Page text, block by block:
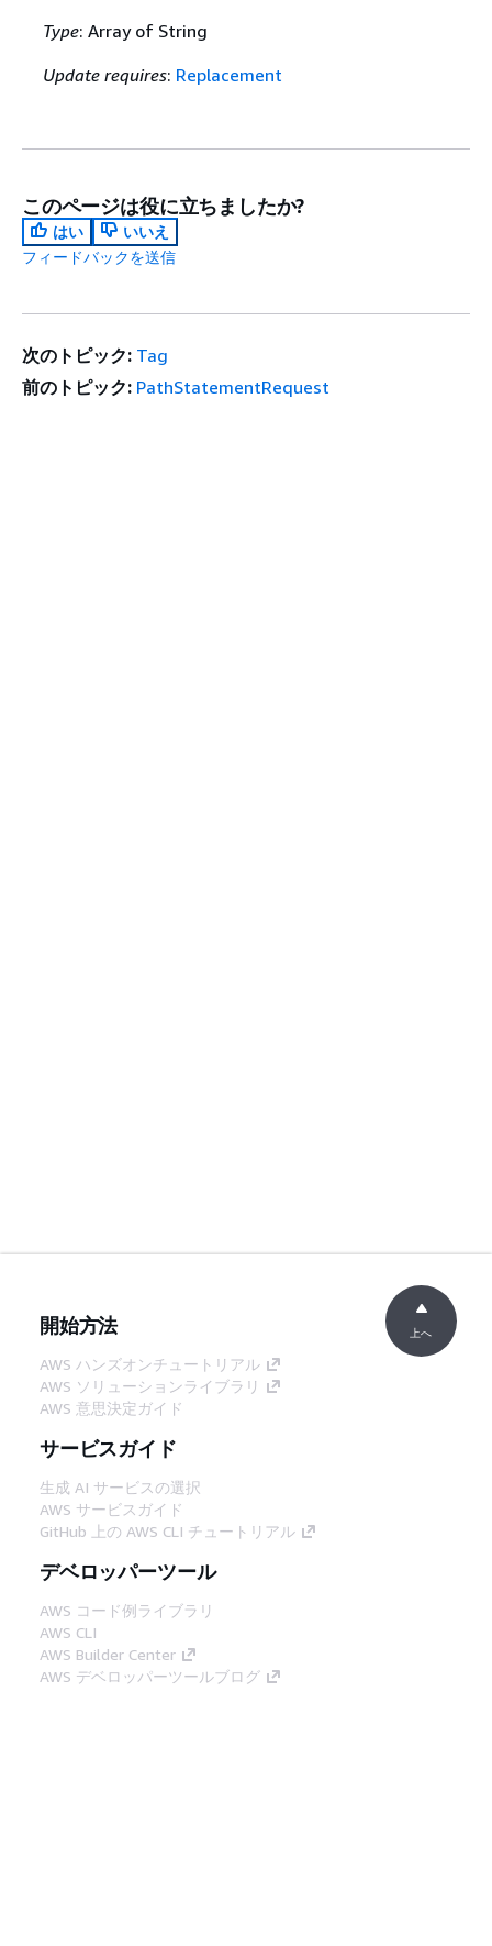
Type: Array of String
Update requires: Replacement
このページは役に立ちましたか?
はい
いいえ
フィードバックを送信
次のトピック: Tag
前のトピック: PathStatementRequest
開始方法
AWS ハンズオンチュートリアル
AWS ソリューションライブラリ
AWS 意思決定ガイド
サービスガイド
生成 AI サービスの選択
AWS サービスガイド
GitHub 上の AWS CLI チュートリアル
デベロッパーツール
AWS コード例ライブラリ
AWS CLI
AWS Builder Center
AWS デベロッパーツールブログ
上へ